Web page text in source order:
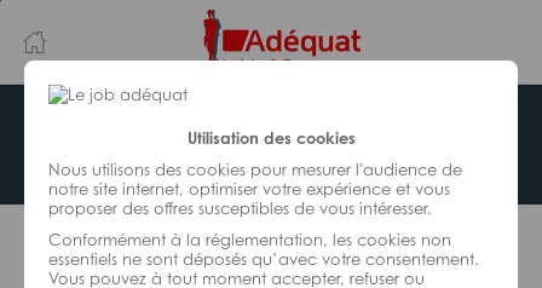
Utilisation des cookies
Nous utilisons des cookies pour mesurer l'audience de
notre site internet, optimiser votre expérience et vous
proposer des offres susceptibles de vous intéresser.
Conformément à la réglementation, les cookies non
essentiels ne sont déposés qu’avec votre consentement.
Vous pouvez à tout moment accepter, refuser ou
au
contenu
principal
navigation
Offre indisponible
L’offre d’emploi que vous tentez de consulter n’est
plus disponible.